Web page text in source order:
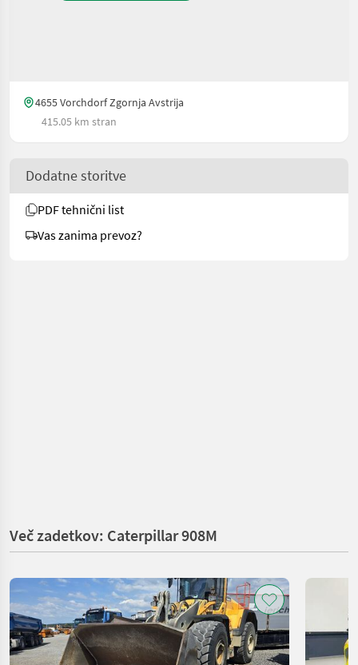
4655 Vorchdorf Zgornja Avstrija
415.05 km stran
Dodatne storitve
PDF tehnični list
Vas zanima prevoz?
Več zadetkov: Caterpillar 908M